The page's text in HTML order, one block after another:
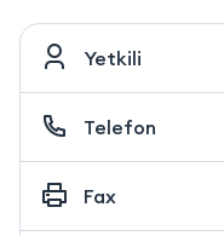
Yetkili
Telefon
Fax